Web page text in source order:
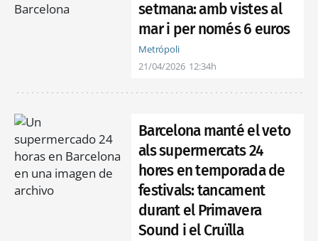
setmana: amb vistes al
mar i per només 6 euros
Metrópoli
21/04/2026 12:34h
Barcelona manté el veto
als supermercats 24
hores en temporada de
festivals: tancament
durant el Primavera
Sound i el Cruïlla